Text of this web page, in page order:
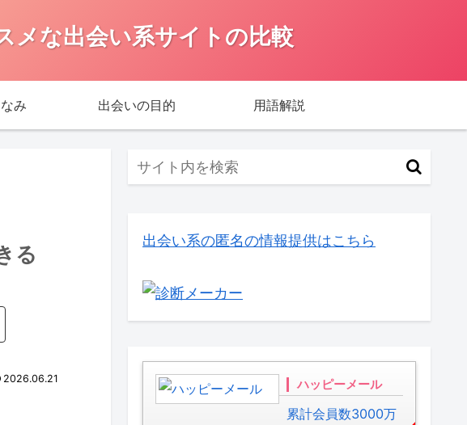
メな出会い系サイトの比較
み 出会いの目的 用語解説
る
2026.06.21
出会い系の匿名の情報提供はこちら
ハッピーメール
累計会員数3000万